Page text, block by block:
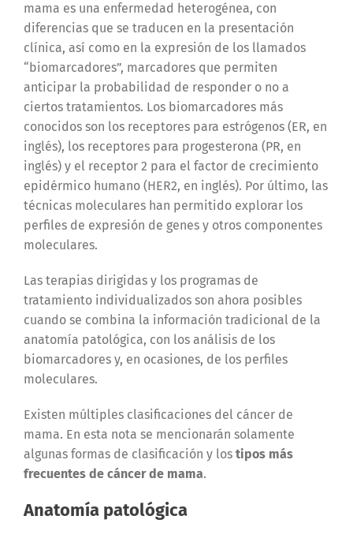
mama es una enfermedad heterogénea, con
diferencias que se traducen en la presentación
clínica, así como en la expresión de los llamados
“biomarcadores”, marcadores que permiten
anticipar la probabilidad de responder o no a
ciertos tratamientos. Los biomarcadores más
conocidos son los receptores para estrógenos (ER, en
inglés), los receptores para progesterona (PR, en
inglés) y el receptor 2 para el factor de crecimiento
epidérmico humano (HER2, en inglés). Por último, las
técnicas moleculares han permitido explorar los
perfiles de expresión de genes y otros componentes
moleculares.
Las terapias dirigidas y los programas de
tratamiento individualizados son ahora posibles
cuando se combina la información tradicional de la
anatomía patológica, con los análisis de los
biomarcadores y, en ocasiones, de los perfiles
moleculares.
Existen múltiples clasificaciones del cáncer de
mama. En esta nota se mencionarán solamente
algunas formas de clasificación y los tipos más
frecuentes de cáncer de mama.
Anatomía patológica